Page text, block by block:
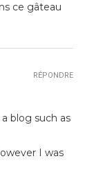
ce gâteau
blog such as
I was
RÉPONDRE